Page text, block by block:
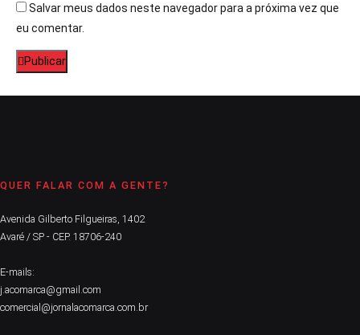
Salvar meus dados neste navegador para a próxima vez que
eu comentar.
Publicar
QUER FALAR COM A GENTE?
Avenida Gilberto Filgueiras, 1402
Avaré / SP - CEP. 18706-240
E-mails:
j.acomarca@gmail.com
comercial@jornalacomarca.com.br